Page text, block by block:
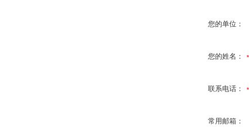
您的单位：
您的姓名：
联系电话：
常用邮箱：